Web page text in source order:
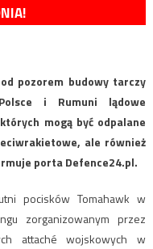
pozorem budowy tarczy
i Rumuni lądowe
mogą być odpalane
ale również
porta Defence24.pl.
pocisków Tomahawk w
zorganizowanym przez
attaché wojskowych w